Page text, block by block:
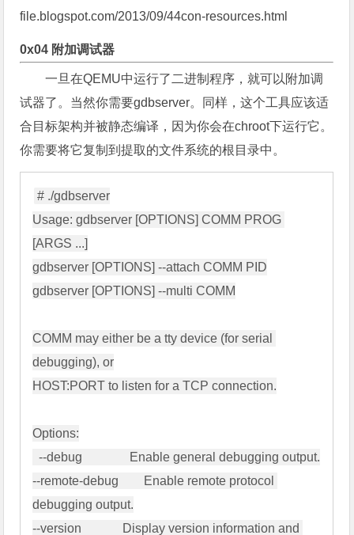
file.blogspot.com/2013/09/44con-resources.html
0x04 附加调试器
一旦在QEMU中运行了二进制程序，就可以附加调
试器了。当然你需要gdbserver。同样，这个工具应该适
合目标架构并被静态编译，因为你会在chroot下运行它。
你需要将它复制到提取的文件系统的根目录中。
# ./gdbserver
Usage: gdbserver [OPTIONS] COMM PROG
[ARGS ...]
gdbserver [OPTIONS] --attach COMM PID
gdbserver [OPTIONS] --multi COMM
COMM may either be a tty device (for serial
debugging), or
HOST:PORT to listen for a TCP connection.
Options:
  --debug               Enable general debugging output.
--remote-debug        Enable remote protocol
debugging output.
--version             Display version information and